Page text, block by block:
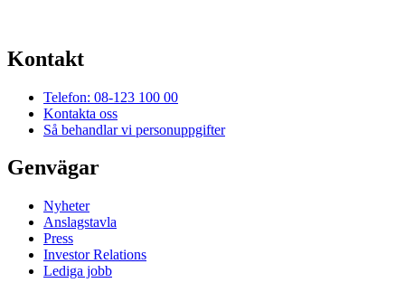
Kontakt
Telefon: 08-123 100 00
Kontakta oss
Så behandlar vi personuppgifter
Genvägar
Nyheter
Anslagstavla
Press
Investor Relations
Lediga jobb